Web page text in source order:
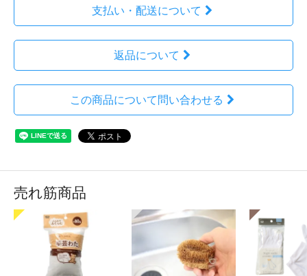
支払い・配送について
返品について
この商品について問い合わせる
売れ筋商品